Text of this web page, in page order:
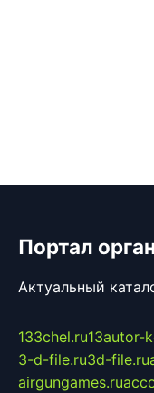
Портал
Актуальный
133chel.ru13autor-
3-d-file.ru3d-file.ru
airgungames.ru